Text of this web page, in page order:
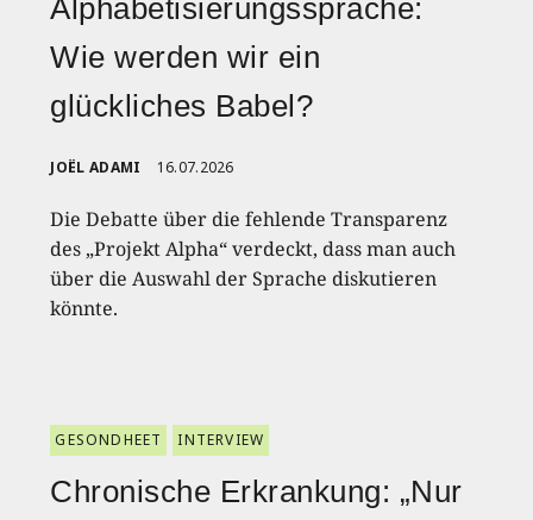
Alphabetisierungssprache:
Wie werden wir ein
glückliches Babel?
JOËL ADAMI 16.07.2026
Die Debatte über die fehlende Transparenz
des „Projekt Alpha“ verdeckt, dass man auch
über die Auswahl der Sprache diskutieren
könnte.
GESONDHEET INTERVIEW
Chronische Erkrankung: „Nur